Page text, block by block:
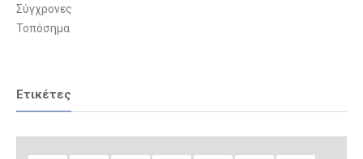
Σύγχρονες
Τοπόσημα
Ετικέτες